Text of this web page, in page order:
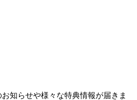
知らせや様々な特典情報が届きま